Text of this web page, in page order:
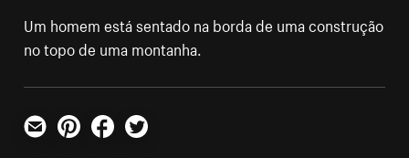
Um homem está sentado na borda de uma construção
no topo de uma montanha.
E-mailPinterestFacebookTwitter